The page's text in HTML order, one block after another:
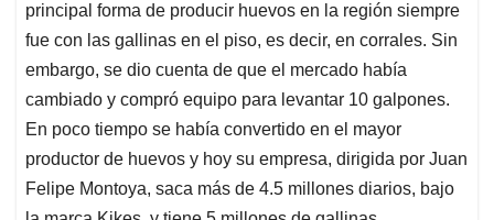
principal forma de producir huevos en la región siempre
fue con las gallinas en el piso, es decir, en corrales. Sin
embargo, se dio cuenta de que el mercado había
cambiado y compró equipo para levantar 10 galpones.
En poco tiempo se había convertido en el mayor
productor de huevos y hoy su empresa, dirigida por Juan
Felipe Montoya, saca más de 4.5 millones diarios, bajo